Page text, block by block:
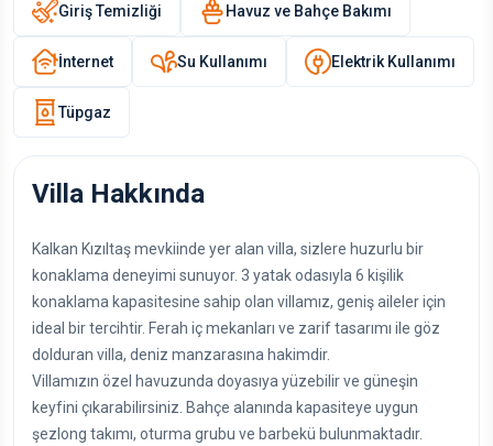
Giriş Temizliği Havuz ve Bahçe Bakımı
İnternet Su Kullanımı Elektrik Kullanımı
Tüpgaz
Villa Hakkında
Kalkan Kızıltaş mevkiinde yer alan villa, sizlere huzurlu bir
konaklama deneyimi sunuyor. 3 yatak odasıyla 6 kişilik
konaklama kapasitesine sahip olan villamız, geniş aileler için
ideal bir tercihtir. Ferah iç mekanları ve zarif tasarımı ile göz
dolduran villa, deniz manzarasına hakimdir.
Villamızın özel havuzunda doyasıya yüzebilir ve güneşin
keyfini çıkarabilirsiniz. Bahçe alanında kapasiteye uygun
şezlong takımı, oturma grubu ve barbekü bulunmaktadır.